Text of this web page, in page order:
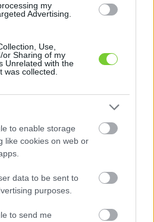
my
Advertising.
Use,
or Sharing of my
Unrelated with the
was collected.
to enable storage
like cookies on web or
data to be sent to
purposes.
to send me
REGISZTRÁCIÓ
strumosa)
körben elterjedt, latin neve
piros-fehér. Magassága 25-30
cm.
öntözéssel, visszavágással.